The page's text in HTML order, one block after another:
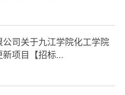
司关于九江学院化工学院
项目【招标...